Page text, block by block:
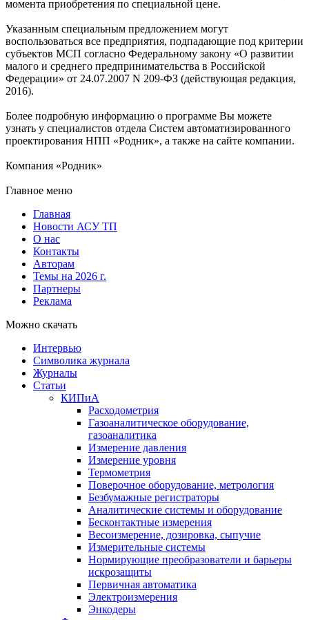
момента приобретения по специальной цене.
Указанным специальным предложением могут
воспользоваться все предприятия, подпадающие под критерии
субъектов МСП согласно Федеральному закону «О развитии
малого и среднего предпринимательства в Российской
Федерации» от 24.07.2007 N 209-ФЗ (действующая редакция,
2016).
Более подробную информацию о программе Вы можете
узнать у специалистов отдела Систем автоматизированного
проектирования НПП «Родник», а также на сайте компании.
Компания «Родник»
Главное меню
Главная
Новости АСУ ТП
О нас
Контакты
Авторам
Темы на 2026 г.
Партнеры
Реклама
Можно скачать
Интервью
Символика журнала
Журналы
Статьи
КИПиА
Расходометрия
Газоаналитическое оборудование,
газоаналитика
Измерение давления
Измерение уровня
Термометрия
Поверочное оборудование, метрология
Безбумажные регистраторы
Аналитические системы и оборудование
Бесконтактные измерения
Весоизмерение, дозировка, сыпучие
Измерительные системы
Нормирующие преобразователи и барьеры
искрозащиты
Первичная автоматика
Электроизмерения
Энкодеры